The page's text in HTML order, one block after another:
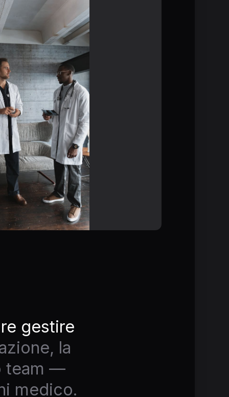
gestire
la
team —
medico.